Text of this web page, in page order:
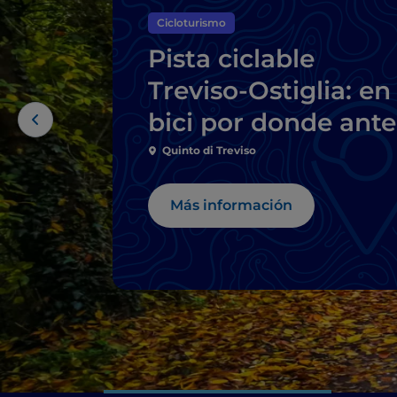
Cicloturismo
Pista ciclable
Treviso-Ostiglia: en
bici por donde
pasaban los trenes
Quinto di Treviso
Más información